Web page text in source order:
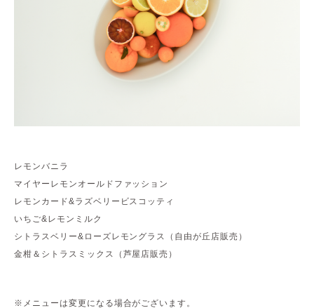
レモンバニラ
マイヤーレモンオールドファッション
レモンカード&ラズベリービスコッティ
いちご&レモンミルク
シトラスベリー&ローズレモングラス（自由が丘店販売）
金柑＆シトラスミックス（芦屋店販売）
※メニューは変更になる場合がございます。